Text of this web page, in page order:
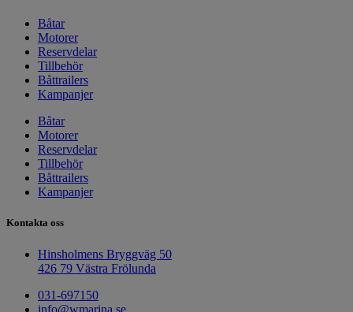
Båtar
Motorer
Reservdelar
Tillbehör
Båttrailers
Kampanjer
Båtar
Motorer
Reservdelar
Tillbehör
Båttrailers
Kampanjer
Kontakta oss
Hinsholmens Bryggväg 50
426 79 Västra Frölunda
031-697150
info@wmarina.se